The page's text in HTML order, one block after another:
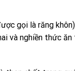
gọi là răng
và nghiền thức